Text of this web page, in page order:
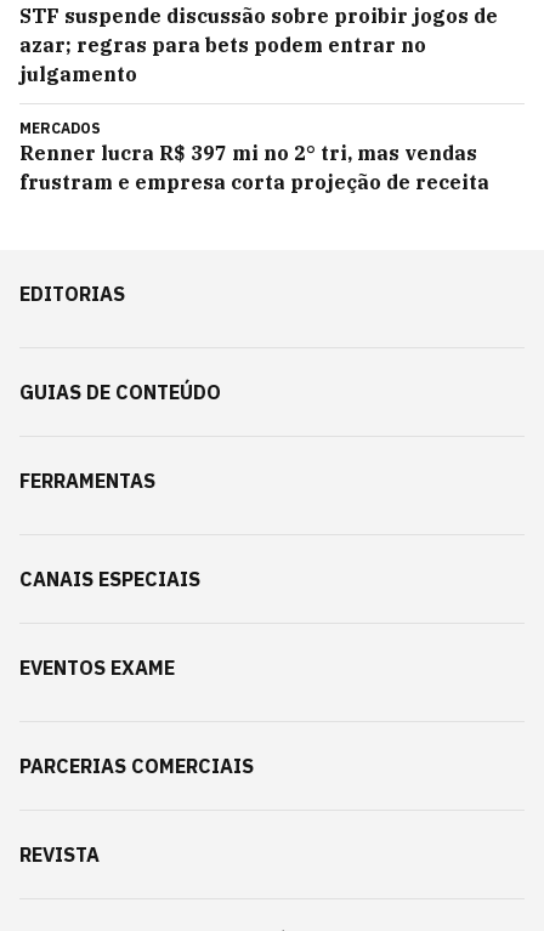
STF suspende discussão sobre proibir jogos de
azar; regras para bets podem entrar no
julgamento
MERCADOS
Renner lucra R$ 397 mi no 2° tri, mas vendas
frustram e empresa corta projeção de receita
EDITORIAS
GUIAS DE CONTEÚDO
FERRAMENTAS
CANAIS ESPECIAIS
EVENTOS EXAME
PARCERIAS COMERCIAIS
REVISTA